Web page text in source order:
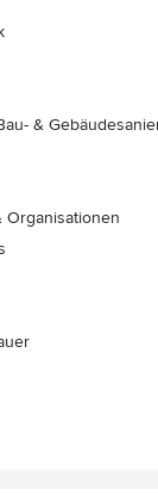
&
Organisationen